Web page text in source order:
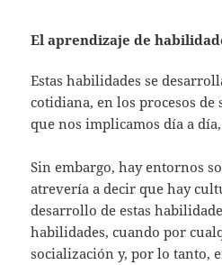
El aprendizaje de
Estas habilidades se
cotidiana, en los procesos
que nos implicamos día a
Sin embargo, hay entornos
atrevería a decir que hay
desarrollo de estas
habilidades, cuando por
socialización y, por lo tanto,